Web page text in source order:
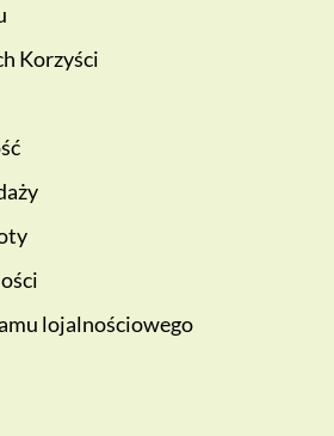
Korzyści
lojalnościowego